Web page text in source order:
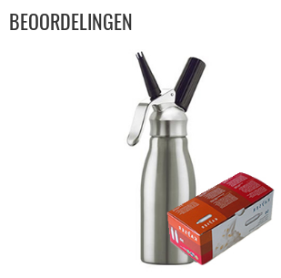
BEOORDELINGEN